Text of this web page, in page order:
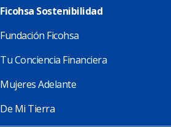
Ficohsa Sostenibilidad
Fundación Ficohsa
Tu Conciencia Financiera
Mujeres Adelante
De Mi Tierra